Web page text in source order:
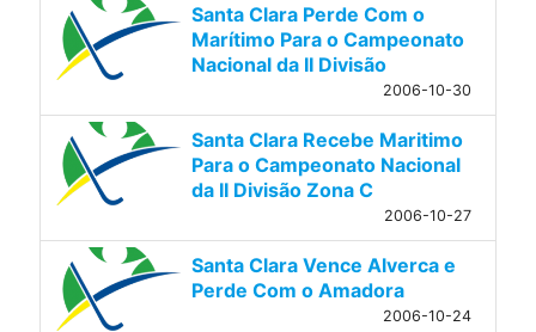
Santa Clara Perde Com o
Marítimo Para o Campeonato
Nacional da II Divisão
2006-10-30
Santa Clara Recebe Maritimo
Para o Campeonato Nacional
da II Divisão Zona C
2006-10-27
Santa Clara Vence Alverca e
Perde Com o Amadora
2006-10-24